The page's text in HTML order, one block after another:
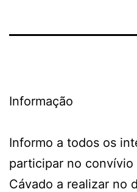
Informação
Informo a todos os
participar no
Cávado a realizar no